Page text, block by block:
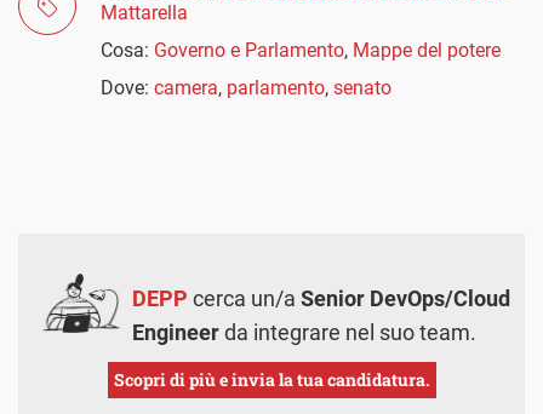
Mattarella
Cosa: Governo e Parlamento, Mappe del potere
Dove: camera, parlamento, senato
DEPP cerca un/a Senior DevOps/Cloud
Engineerda integrare nel suo team.
Scopri di più e invia la tua candidatura.